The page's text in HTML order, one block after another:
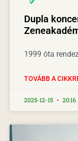
Dupla
1999 óta
TOVÁBB A
2025-12-15 20:16